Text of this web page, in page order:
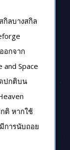
กิลบางสกิล
อกจาก
and Space
ปกติบน
ติ หากใช้
การนับถอย